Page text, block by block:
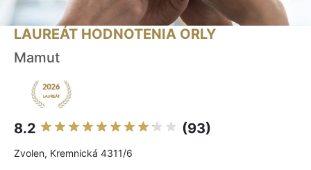
LAUREÁT HODNOTENIA ORLY
Mamut
8.2 (93)
Zvolen, Kremnická 4311/6